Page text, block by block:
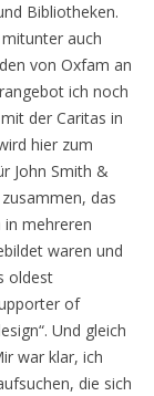
Bibliotheken.
mitunter auch
von Oxfam an
ich noch
der Caritas in
hier zum
John Smith &
das
in mehreren
waren und
oldest
of
Und gleich
war klar, ich
die sich